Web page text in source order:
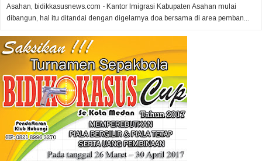
Asahan, bidikkasusnews.com - Kantor Imigrasi Kabupaten Asahan mulai
dibangun, hal itu ditandai dengan digelarnya doa bersama di area pemban...